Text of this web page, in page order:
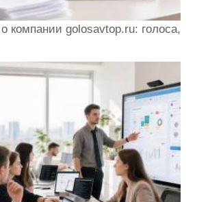
компании golosavtop.ru: голоса,